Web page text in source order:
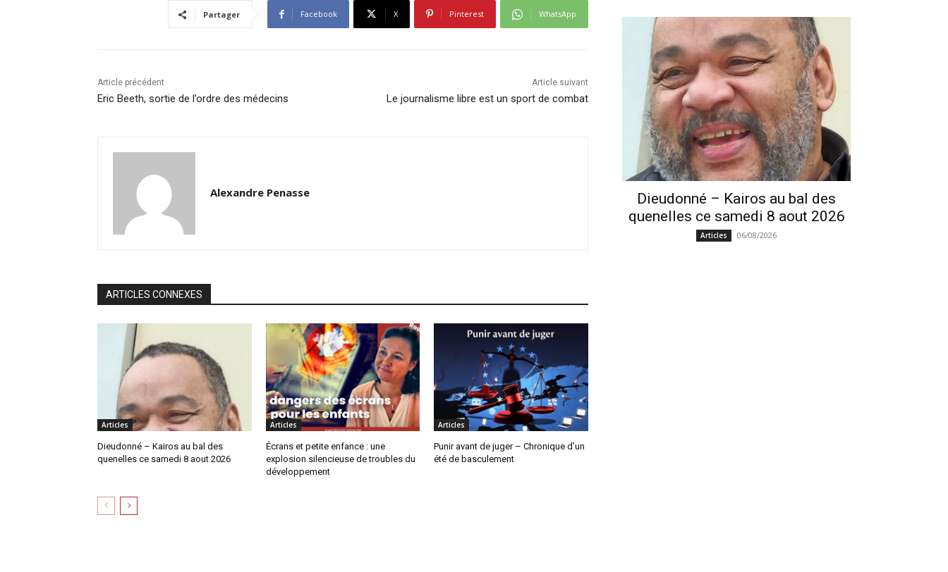
Partager Facebook X Pinterest WhatsApp
Article précédent
Eric Beeth, sortie de l’ordre des médecins
Article suivant
Le journalisme libre est un sport de combat
Alexandre Penasse
ARTICLES CONNEXES
Articles
Dieudonné – Kairos au bal des
quenelles ce samedi 8 aout 2026
Articles
Écrans et petite enfance : une
explosion silencieuse de troubles du
développement
Articles
Punir avant de juger – Chronique d’un
été de basculement
Dieudonné – Kairos au bal des
quenelles ce samedi 8 aout 2026
Articles 06/08/2026